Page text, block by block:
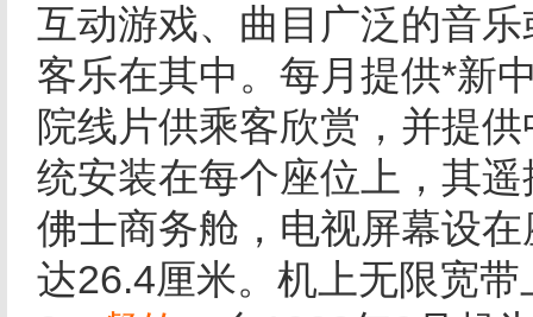
互动游戏、曲目广泛的音
客乐在其中。每月提供*新
院线片供乘客欣赏，并提
统安装在每个座位上，其
佛士商务舱，电视屏幕设
达26.4厘米。机上无限宽